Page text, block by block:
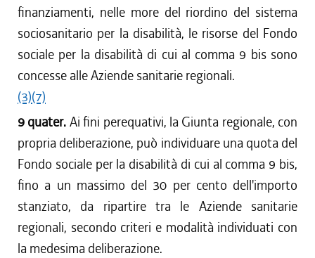
finanziamenti, nelle more del riordino del sistema
sociosanitario per la disabilità, le risorse del Fondo
sociale per la disabilità di cui al comma 9 bis sono
concesse alle Aziende sanitarie regionali.
(3)(7)
9 quater. Ai fini perequativi, la Giunta regionale, con
propria deliberazione, può individuare una quota del
Fondo sociale per la disabilità di cui al comma 9 bis,
fino a un massimo del 30 per cento dell'importo
stanziato, da ripartire tra le Aziende sanitarie
regionali, secondo criteri e modalità individuati con
la medesima deliberazione.